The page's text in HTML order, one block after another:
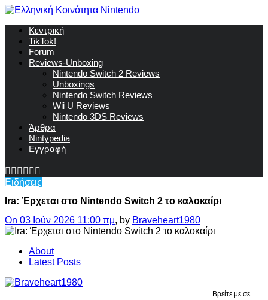
Κεντρική
TikTok!
Forum
Reviews-Unboxing
Nintendo Switch 2 Reviews
Unboxings
Nintendo Switch Reviews
Wii U Reviews
Nintendo 3DS Reviews
Άρθρα
Nintypedia
Εγγραφή
Ειδήσεις
Ira: Έρχεται στο Nintendo Switch 2 το καλοκαίρι
On 03 Ιούν 2026 11:00 πμ, by Braveheart1980
About
Latest Posts
Βρείτε με σε